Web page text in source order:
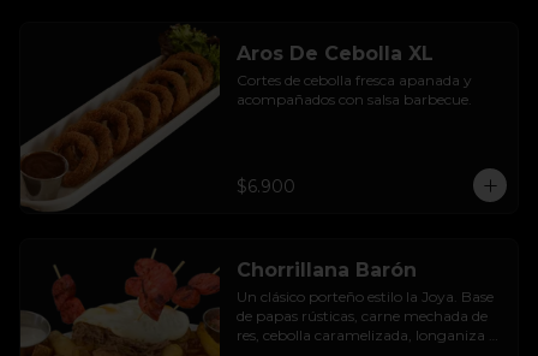
Aros De Cebolla XL
Cortes de cebolla fresca apanada y
acompañados con salsa barbecue.
$6.900
Chorrillana Barón
Un clásico porteño estilo la Joya. Base
de papas rústicas, carne mechada de
res, cebolla caramelizada, longaniza